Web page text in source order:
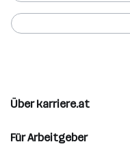
Über karriere.at
Für Arbeitgeber